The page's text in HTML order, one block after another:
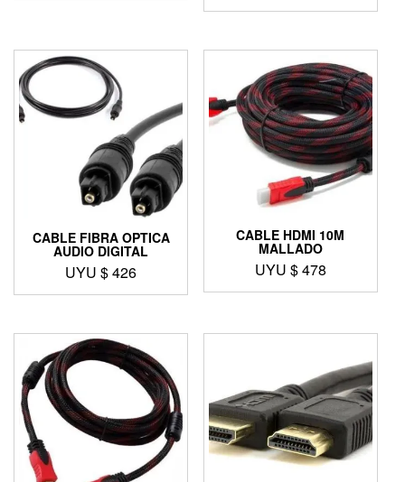
CABLE FIBRA OPTICA
AUDIO DIGITAL
UYU $426
CABLE HDMI 10M
MALLADO
UYU $478